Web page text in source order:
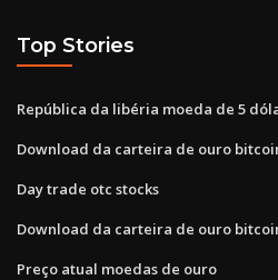
Top Stories
República da libéria moeda de 5
Download da carteira de ouro
Day trade otc stocks
Download da carteira de ouro
Preço atual moedas de ouro